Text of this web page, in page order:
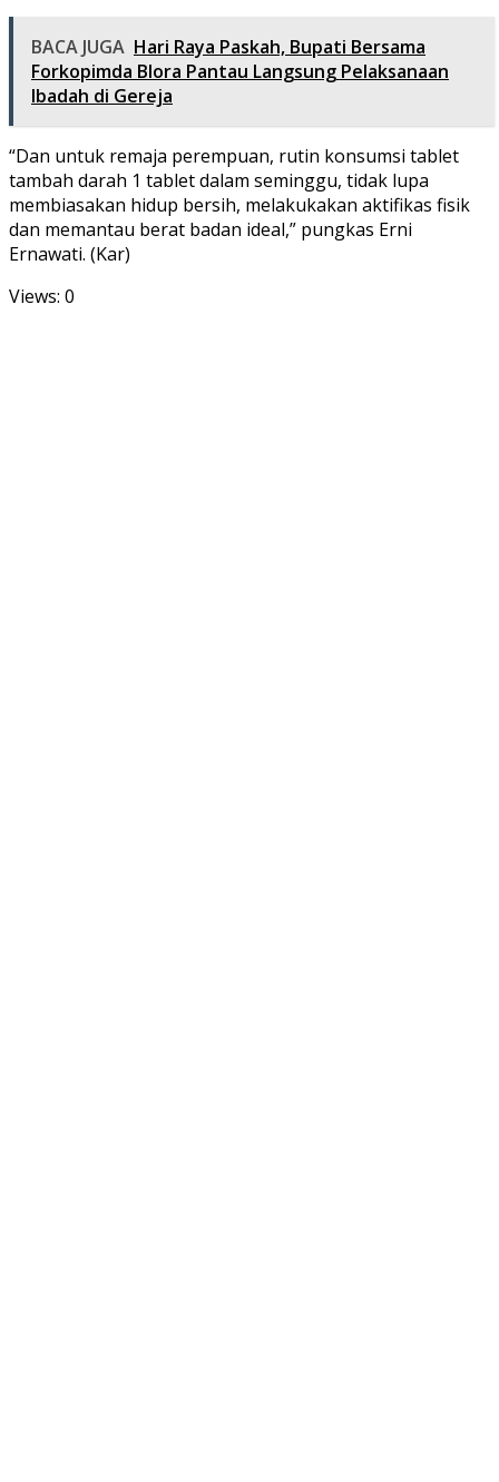
BACA JUGA Hari Raya Paskah, Bupati Bersama
Forkopimda Blora Pantau Langsung Pelaksanaan
Ibadah di Gereja
“Dan untuk remaja perempuan, rutin konsumsi tablet
tambah darah 1 tablet dalam seminggu, tidak lupa
membiasakan hidup bersih, melakukakan aktifikas fisik
dan memantau berat badan ideal,” pungkas Erni
Ernawati. (Kar)
Views: 0